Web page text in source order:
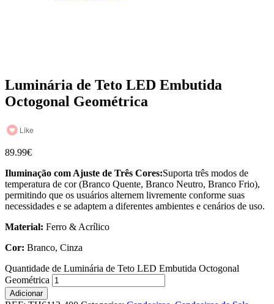
Luminária de Teto LED Embutida
Octogonal Geométrica
Like
89.99€
Iluminação com Ajuste de Três Cores:Suporta três modos de
temperatura de cor (Branco Quente, Branco Neutro, Branco Frio),
permitindo que os usuários alternem livremente conforme suas
necessidades e se adaptem a diferentes ambientes e cenários de uso.
Material: Ferro & Acrílico
Cor: Branco, Cinza
Quantidade de Luminária de Teto LED Embutida Octogonal
Geométrica
Adicionar